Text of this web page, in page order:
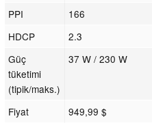
PPI
166
HDCP
2.3
Güç
tüketimi
(tipik/maks.)
37 W / 230 W
Fiyat 949,99 $